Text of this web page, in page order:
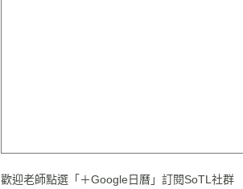
歡迎老師點選「＋Google日曆」訂閱SoTL社群